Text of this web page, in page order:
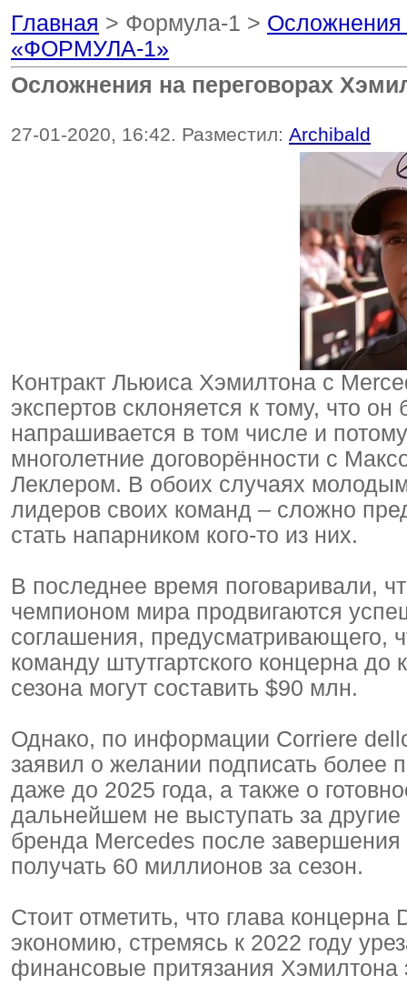
Главная > Формула-1 > Осложнения
«ФОРМУЛА-1»
Осложнения на переговорах
27-01-2020, 16:42. Разместил: Archibald
Контракт Льюиса Хэмилтона с
экспертов склоняется к тому, что
напрашивается в том числе и
многолетние договорённости с
Леклером. В обоих случаях
лидеров своих команд – сложно
стать напарником кого-то из них.
В последнее время поговаривали,
чемпионом мира продвигаются
соглашения, предусматривающего,
команду штутгартского концерна до
сезона могут составить $90 млн.
Однако, по информации Corriere
заявил о желании подписать более
даже до 2025 года, а также о
дальнейшем не выступать за
бренда Mercedes после
получать 60 миллионов за сезон.
Стоит отметить, что глава
экономию, стремясь к 2022 году
финансовые притязания Хэмилтона